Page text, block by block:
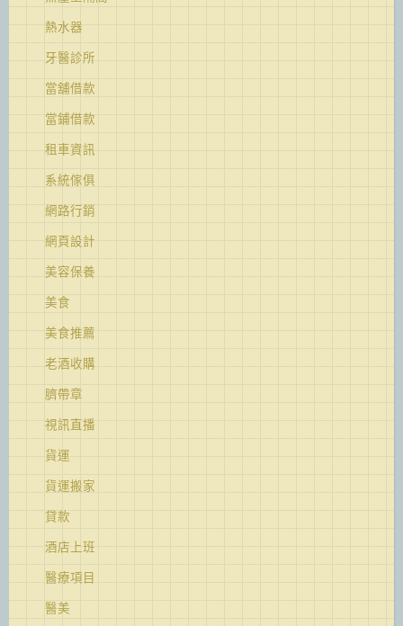
熱水器
牙醫診所
當舖借款
當鋪借款
租車資訊
系統傢俱
網路行銷
網頁設計
美容保養
美食
美食推薦
老酒收購
臍帶章
視訊直播
貨運
貨運搬家
貸款
酒店上班
醫療項目
醫美